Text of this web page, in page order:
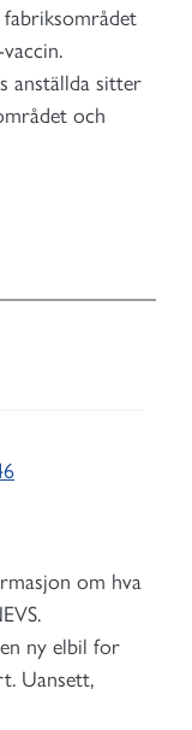
fabriksområdet
anställda sitter
och
om hva
ny elbil for
Uansett,